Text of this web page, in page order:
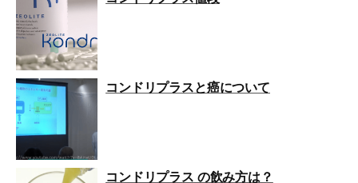
コンドリプラスと癌について
コンドリプラス の飲み方は？